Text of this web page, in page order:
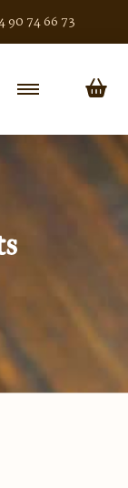
90 74 66 73